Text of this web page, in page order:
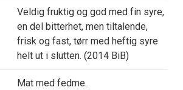
Veldig fruktig og god med fin syre,
en del bitterhet, men tiltalende,
frisk og fast, tørr med heftig syre
helt ut i slutten. (2014 BiB)
Mat med fedme.